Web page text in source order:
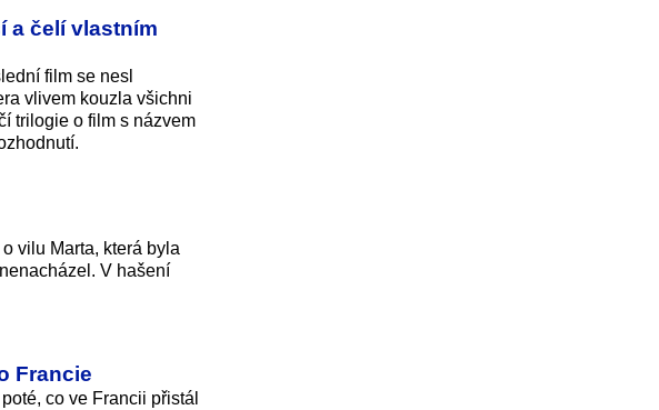
a čelí vlastním
film se nesl
vlivem kouzla všichni
trilogie o film s názvem
vilu Marta, která byla
V hašení
Francie
co ve Francii přistál